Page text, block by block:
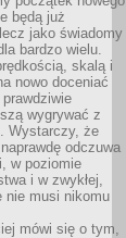
będą już
jako świadomy
bardzo wielu.
skalą i
nowo doceniać
wygrywać z
Wystarczy, że
odczuwa
w poziomie
i w zwykłej,
musi nikomu
mówi się o tym,